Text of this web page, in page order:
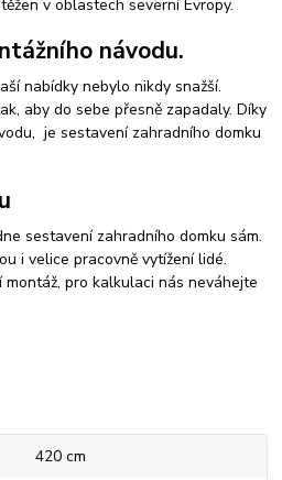
v oblastech severní Evropy.
návodu.
nabídky nebylo nikdy snažší.
aby do sebe přesně zapadaly. Díky
je sestavení zahradního domku
sestavení zahradního domku sám.
i velice pracovně vytížení lidé.
pro kalkulaci nás neváhejte
420 cm